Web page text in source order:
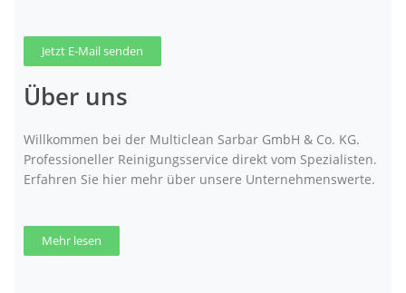
Jetzt E-Mail senden
Über uns
Willkommen bei der Multiclean Sarbar GmbH & Co. KG.
Professioneller Reinigungsservice direkt vom Spezialisten.
Erfahren Sie hier mehr über unsere Unternehmenswerte.
Mehr lesen